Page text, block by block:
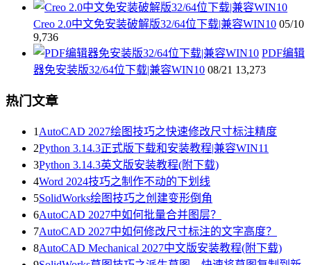
Creo 2.0中文免安装破解版32/64位下载|兼容WIN10 05/10
9,736
PDF编辑
器免安装版32/64位下载|兼容WIN10 08/21 13,273
热门文章
1 AutoCAD 2027绘图技巧之快速修改尺寸标注精度
2Python 3.14.3正式版下载和安装教程|兼容WIN11
3Python 3.14.3英文版安装教程(附下载)
4Word 2024技巧之制作不动的下划线
5SolidWorks绘图技巧之创建变形倒角
6AutoCAD 2027中如何批量合并图层？
7AutoCAD 2027中如何修改尺寸标注的文字高度？
8AutoCAD Mechanical 2027中文版安装教程(附下载)